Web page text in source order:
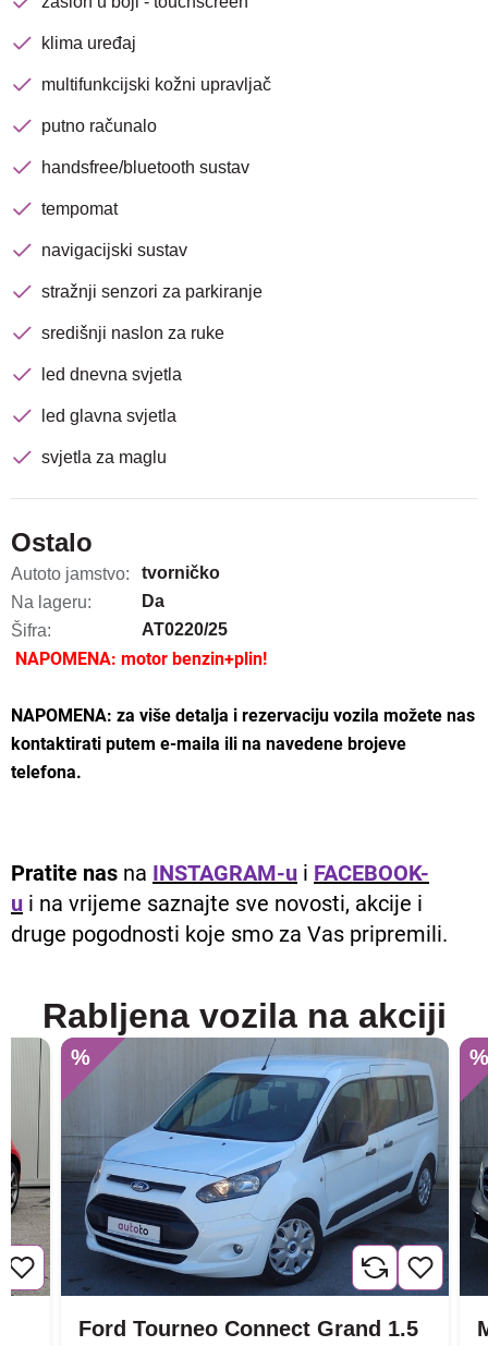
klima uređaj
multifunkcijski kožni upravljač
putno računalo
handsfree/bluetooth sustav
tempomat
navigacijski sustav
stražnji senzori za parkiranje
središnji naslon za ruke
led dnevna svjetla
led glavna svjetla
svjetla za maglu
Ostalo
Autoto jamstvo:
tvorničko
Na lageru:
Da
Šifra:
AT0220/25
NAPOMENA: motor benzin+plin!
NAPOMENA: za više detalja i rezervaciju vozila možete nas
kontaktirati putem e-maila ili na navedene brojeve
telefona.
Pratite nas na INSTAGRAM-u i FACEBOOK-
u i na vrijeme saznajte sve novosti, akcije i
druge pogodnosti koje smo za Vas pripremili.
Rabljena vozila na akciji
%
Ford Tourneo Connect Grand 1.5